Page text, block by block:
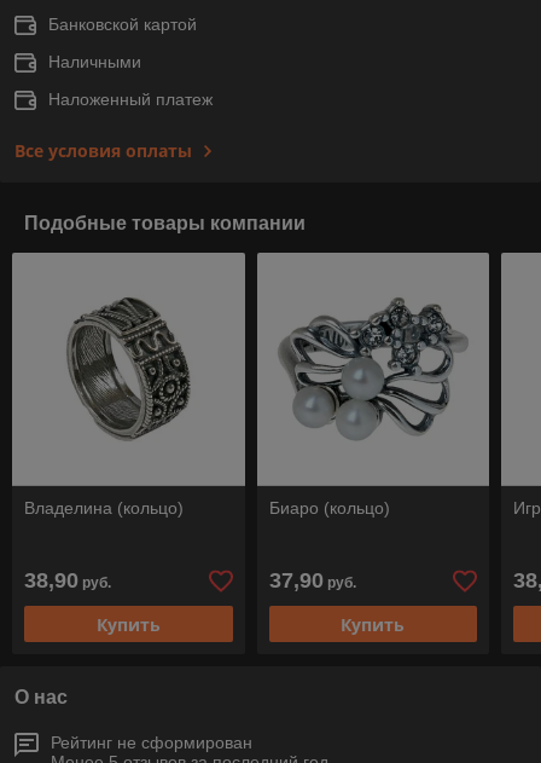
Банковской картой
Наличными
Наложенный платеж
Все условия оплаты
Подобные товары компании
Владелина (кольцо)
38,90 руб.
Купить
Биаро (кольцо)
37,90 руб.
Купить
О нас
Рейтинг не сформирован